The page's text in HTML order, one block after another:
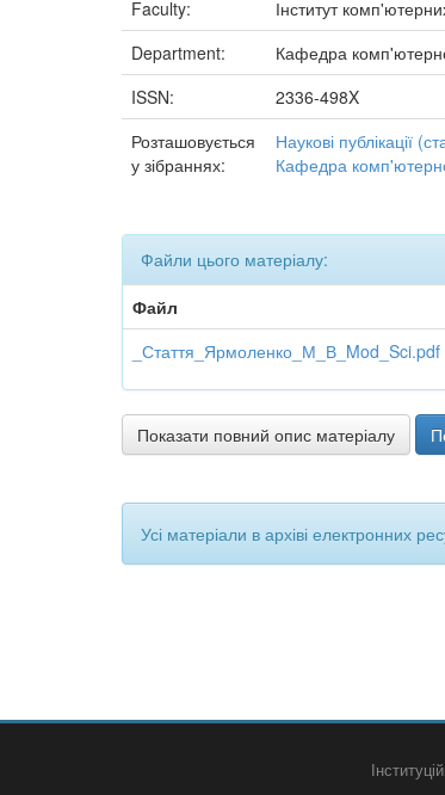
Faculty:
Інститут
Department:
Кафедра
ISSN:
2336-498X
Розташовується
у зібраннях:
Наукові публікації
Кафедра
Файли цього матеріалу:
Файл
_Стаття_Ярмоленко_М_В_Mod_Sci.pdf
Показати повний опис матеріалу
Усі матеріали в архіві електронних